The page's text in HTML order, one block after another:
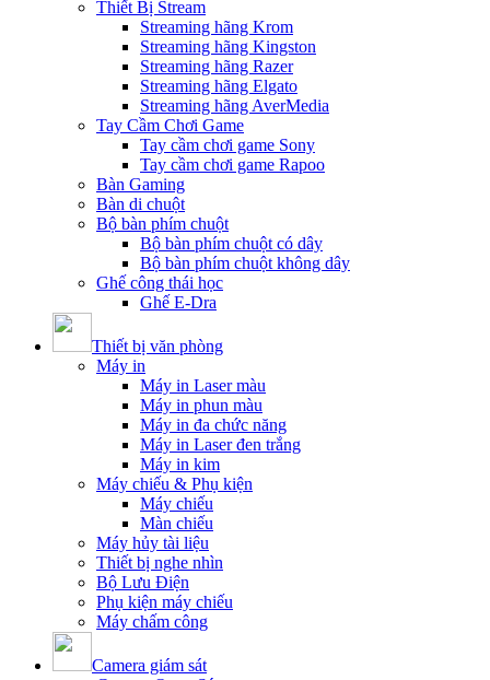
Thiết Bị Stream
Streaming hãng Krom
Streaming hãng Kingston
Streaming hãng Razer
Streaming hãng Elgato
Streaming hãng AverMedia
Tay Cầm Chơi Game
Tay cầm chơi game Sony
Tay cầm chơi game Rapoo
Bàn Gaming
Bàn di chuột
Bộ bàn phím chuột
Bộ bàn phím chuột có dây
Bộ bàn phím chuột không dây
Ghế công thái học
Ghế E-Dra
Thiết bị văn phòng
Máy in
Máy in Laser màu
Máy in phun màu
Máy in đa chức năng
Máy in Laser đen trắng
Máy in kim
Máy chiếu & Phụ kiện
Máy chiếu
Màn chiếu
Máy hủy tài liệu
Thiết bị nghe nhìn
Bộ Lưu Điện
Phụ kiện máy chiếu
Máy chấm công
Camera giám sát